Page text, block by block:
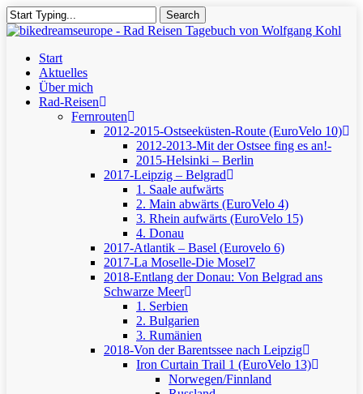
Skip
to
content
Search
Close
Menu
Start
Aktuelles
Über mich
Rad-Reisen
Fernrouten
2012-2015-Ostseeküsten-Route (EuroVelo 10)
2012-2013-Mit der Ostsee fing es an!-
2015-Helsinki – Berlin
2017-Leipzig – Belgrad
1. Saale aufwärts
2. Main abwärts (EuroVelo 4)
3. Rhein aufwärts (EuroVelo 15)
4. Donau
2017-Atlantik – Basel (Eurovelo 6)
2017-La Moselle-Die Mosel7
2018-Entlang der Donau: Von Belgrad ans
Schwarze Meer
1. Serbien
2. Bulgarien
3. Rumänien
2018-Von der Barentssee nach Leipzig
Iron Curtain Trail 1 (EuroVelo 13)
Norwegen/Finnland